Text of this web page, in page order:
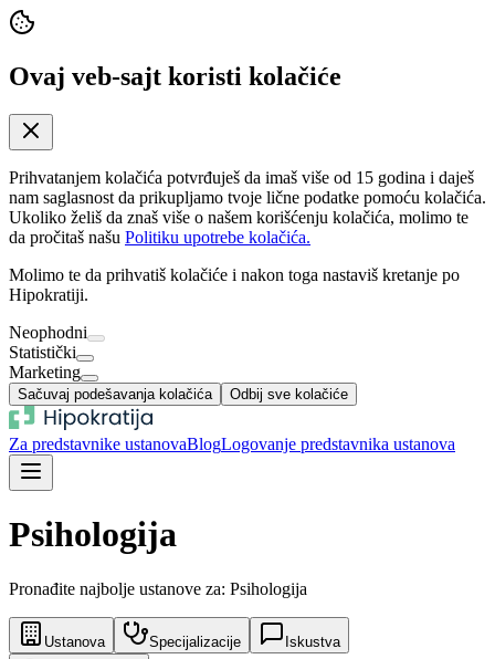
Ovaj veb-sajt koristi kolačiće
Prihvatanjem kolačića potvrđuješ da imaš više od 15 godina i daješ
nam saglasnost da prikupljamo tvoje lične podatke pomoću kolačića.
Ukoliko želiš da znaš više o našem korišćenju kolačića, molimo te
da pročitaš našu Politiku upotrebe kolačića.
Molimo te da prihvatiš kolačiće i nakon toga nastaviš kretanje po
Hipokratiji.
Neophodni
Statistički
Marketing
Sačuvaj podešavanja kolačića Odbij sve kolačiće
Za predstavnike ustanovaBlogLogovanje predstavnika ustanova
Psihologija
Pronađite najbolje ustanove za: Psihologija
Ustanova Specijalizacije Iskustva